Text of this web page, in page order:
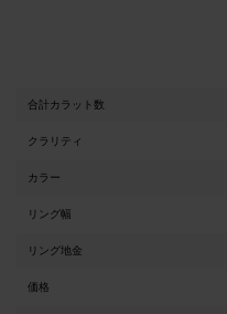
合計カラット数
クラリティ
カラー
リング幅
リング地金
価格